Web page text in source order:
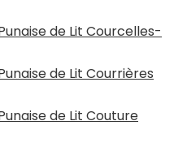
de Lit Courcelles-
de Lit Courrières
de Lit Couture